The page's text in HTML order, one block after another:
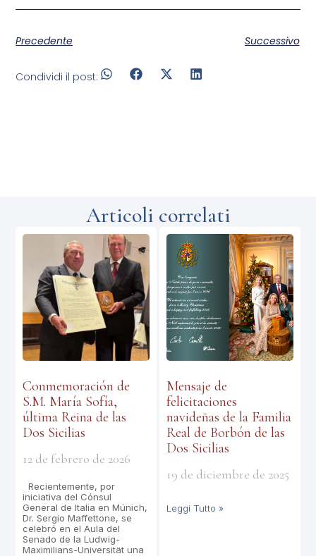
Precedente Successivo
Condividi il post:
Articoli correlati
Conmemoración de
S.M. María Sofía,
última Reina de las
Dos Sicilias
12 de febrero de 2026
Recientemente, por
iniciativa del Cónsul
General de Italia en Múnich,
Dr. Sergio Maffettone, se
celebró en el Aula del
Senado de la Ludwig-
Maximilians-Universität una
Mensaje de
felicitaciones
navideñas de la Familia
Real de Borbón de las
Dos Sicilias
19 de diciembre de 2025
Leggi Tutto »